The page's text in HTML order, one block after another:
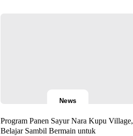
News
Program Panen Sayur Nara Kupu Village,
Belajar Sambil Bermain untuk